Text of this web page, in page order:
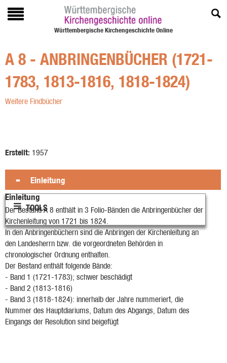
Württembergische Kirchengeschichte Online
A 8 - ANBRINGENBÜCHER (1721-
1783, 1813-1816, 1818-1824)
Weitere Findbücher
TOOLS
Erstellt: 1957
Einleitung
Einleitung
Der Bestand A 8 enthält in 3 Folio-Bänden die Anbringenbücher der
Kirchenleitung von 1721 bis 1824.
In den Anbringenbüchern sind die Anbringen der Kirchenleitung an
den Landesherrn bzw. die vorgeordneten Behörden in
chronologischer Ordnung enthalten.
Der Bestand enthält folgende Bände:
- Band 1 (1721-1783); schwer beschädigt
- Band 2 (1813-1816)
- Band 3 (1818-1824): innerhalb der Jahre nummeriert, die
Nummer des Hauptdiariums, Datum des Abgangs, Datum des
Eingangs der Resolution sind beigefügt